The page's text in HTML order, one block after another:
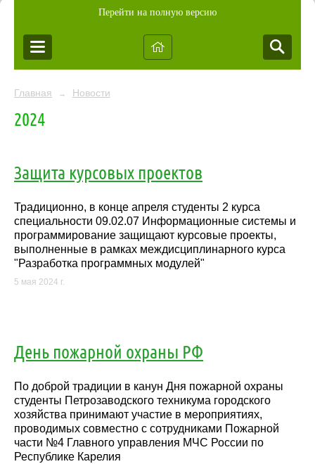
Перейти на полную версию
Главная → Новости
2024
Защита курсовых проектов
Традиционно, в конце апреля студенты 2 курса
специальности 09.02.07 Информационные системы и
программирование защищают курсовые проекты,
выполненные в рамках междисциплинарного курса
"Разработка программных модулей"
5 мая 2024 г.
День пожарной охраны РФ
По доброй традиции в канун Дня пожарной охраны
студенты Петрозаводского техникума городского
хозяйства принимают участие в мероприятиях,
проводимых совместно с сотрудниками Пожарной
части №4 Главного управления МЧС России по
Республике Карелия